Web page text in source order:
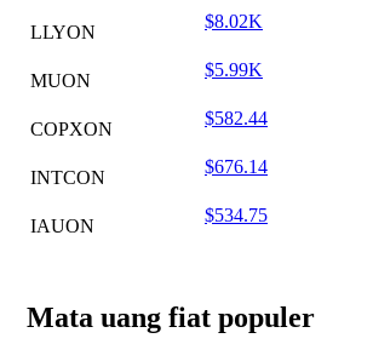
LLYON
$8.02K
MUON
$5.99K
COPXON
$582.44
INTCON
$676.14
IAUON
$534.75
Mata uang fiat populer